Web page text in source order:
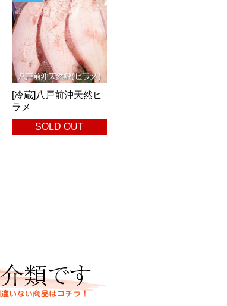
[冷蔵]八戸前沖天然ヒ
ラメ
SOLD OUT